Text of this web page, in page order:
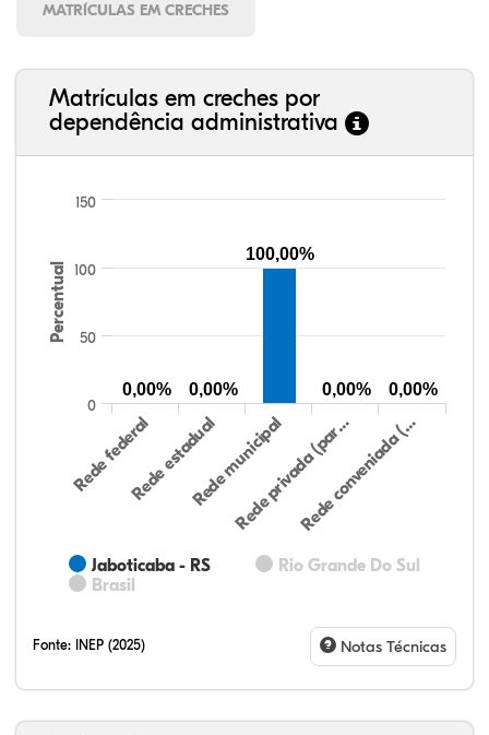
MATRÍCULAS EM CRECHES
Matrículas em creches por
dependência administrativa
Percentual
Jaboticaba - RS
Rio Grande Do Sul
Brasil
Rede federalRede estadualRede municipal
Rede privada (par…Rede conveniada (…
0
50
100
150
0,00% 0,00%
100,00%
0,00% 0,00%
Fonte: INEP (2025) Notas Técnicas